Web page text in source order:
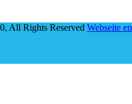
All Rights Reserved Webseite